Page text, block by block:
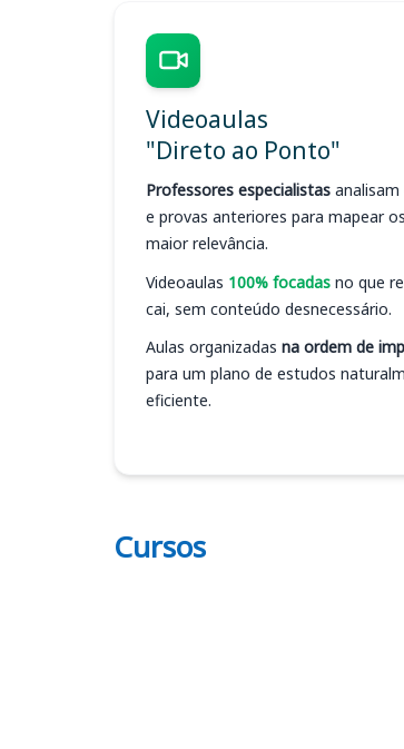
Videoaulas
"Direto ao Ponto"
Professores especialistas
e provas anteriores para mapear
maior relevância.
Videoaulas 100% focadas no que
cai, sem conteúdo desnecessário.
Aulas organizadas na ordem de
para um plano de estudos
eficiente.
Cursos